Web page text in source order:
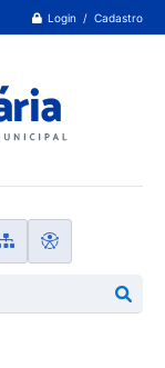
Login / Cadastro